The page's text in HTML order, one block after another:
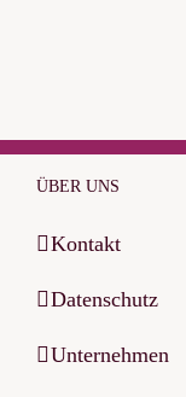
ÜBER UNS
Kontakt
Datenschutz
Unternehmen